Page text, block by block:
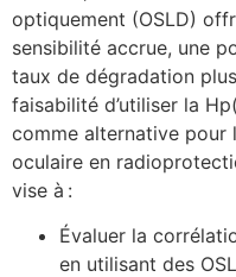
optiquement (OSLD)
sensibilité accrue, une
taux de dégradation
faisabilité d’utiliser la
comme alternative pour
oculaire en
vise à :
Évaluer la
en utilisant des